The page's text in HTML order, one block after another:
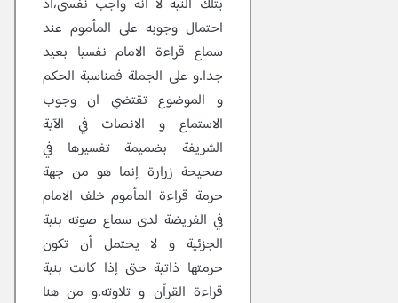
بتلك النية لا أنه واجب نفسى،اذ
احتمال وجوبه على المأموم عند
سماع قراءة الامام نفسيا بعيد
جدا.و على الجملة فمناسبة الحكم
و الموضوع تقتضي ان وجوب
الاستماع و الانصات في الآية
الشريفة بضميمة تفسيرها في
صحيحة زرارة إنما هو من جهة
حرمة قراءة المأموم خلف الامام
في الفريضة لدى سماع صوته بنية
الجزئية و لا يحتمل أن تكون
حرمتها ذاتية حتى إذا كانت بنية
قراءة القرآن و تلاوته.و من هنا